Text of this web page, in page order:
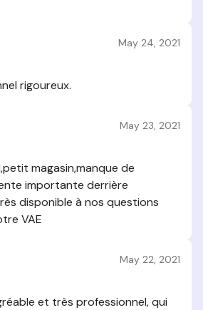
May 24, 2021
rigoureux.
May 23, 2021
magasin,manque de
importante derrière
disponible à nos questions
VAE
May 22, 2021
et très professionnel, qui